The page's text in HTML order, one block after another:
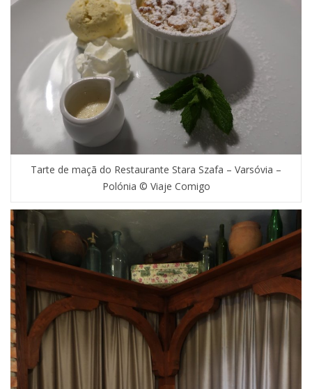
Tarte de maçã do Restaurante Stara Szafa – Varsóvia –
Polónia © Viaje Comigo